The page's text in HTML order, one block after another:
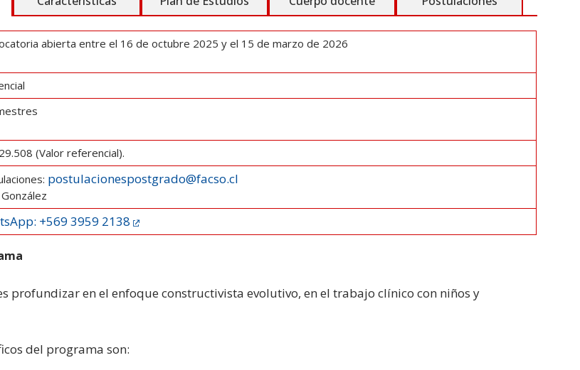
abierta entre el 16 de octubre 2025 y el 15 de marzo de 2026
(Valor referencial).
postulacionespostgrado@facso.cl
+569 3959 2138
profundizar en el enfoque constructivista evolutivo, en el trabajo clínico con niños y
del programa son: